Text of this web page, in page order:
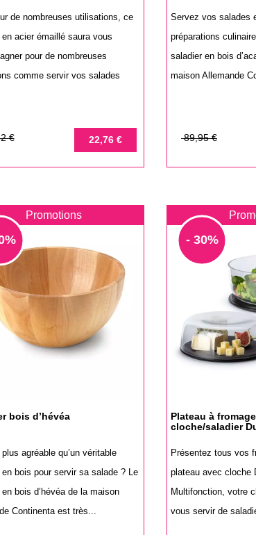
de nombreuses utilisations, ce
acier émaillé saura vous
pour de nombreuses
comme servir vos salades
€ 22,76 €
Servez vos salades
préparations
saladier en bois
maison Allemande
Prix
89,95 €
Prix
Promotions
bois d’hévéa
agréable qu’un véritable
bois pour servir sa salade ? Le
bois d’hévéa de la maison
Continenta est très...
- 30%
Plateau à
cloche/saladier
Présentez tous vos
plateau avec cloche
Multifonction, votre
vous servir de